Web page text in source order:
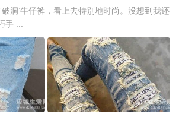
破洞’牛仔裤，看上去特别地时尚。没想到我还
...